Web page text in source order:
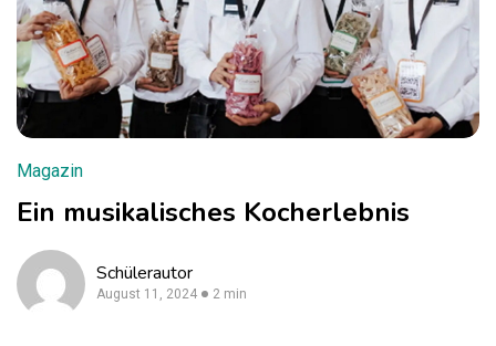
Magazin
Ein musikalisches Kocherlebnis
Schülerautor
August 11, 2024 2 min